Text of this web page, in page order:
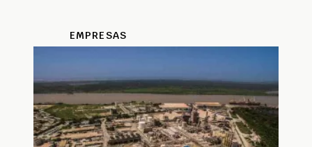
EMPRESAS